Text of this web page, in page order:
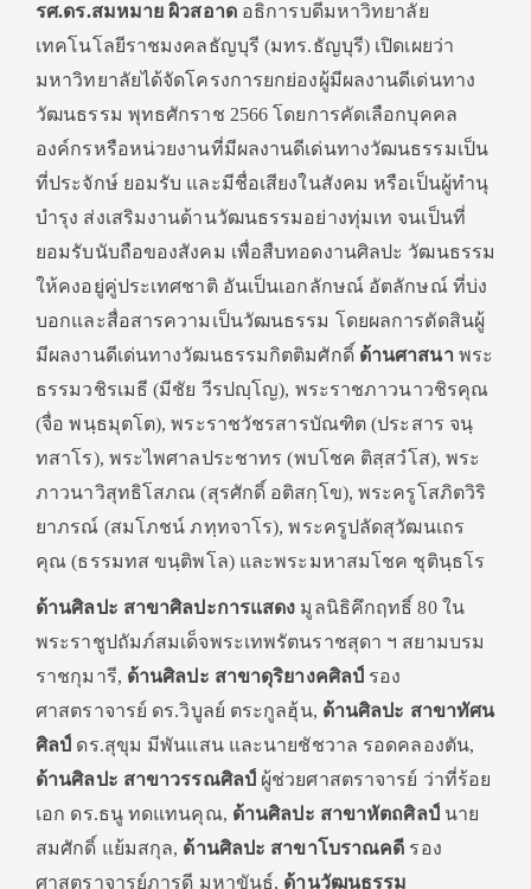
รศ.ดร.สมหมาย ผิวสอาดอธิการบดีมหาวิทยาลัย
เทคโนโลยีราชมงคลธัญบุรี (มทร.ธัญบุรี) เปิดเผยว่า
มหาวิทยาลัยได้จัดโครงการยกย่องผู้มีผลงานดีเด่นทาง
วัฒนธรรม พุทธศักราช 2566 โดยการคัดเลือกบุคคล
องค์กรหรือหน่วยงานที่มีผลงานดีเด่นทางวัฒนธรรมเป็น
ที่ประจักษ์ ยอมรับ และมีชื่อเสียงในสังคม หรือเป็นผู้ทำนุ
บำรุง ส่งเสริมงานด้านวัฒนธรรมอย่างทุ่มเท จนเป็นที่
ยอมรับนับถือของสังคม เพื่อสืบทอดงานศิลปะ วัฒนธรรม
ให้คงอยู่คู่ประเทศชาติ อันเป็นเอกลักษณ์ อัตลักษณ์ ที่บ่ง
บอกและสื่อสารความเป็นวัฒนธรรม โดยผลการตัดสินผู้
มีผลงานดีเด่นทางวัฒนธรรมกิตติมศักดิ์ ด้านศาสนา พระ
ธรรมวชิรเมธี (มีชัย วีรปญฺโญ), พระราชภาวนาวชิรคุณ
(จื่อ พนฺธมุตโต), พระราชวัชรสารบัณฑิต (ประสาร จนฺ
ทสาโร), พระไพศาลประชาทร (พบโชค ติสฺสวํโส), พระ
ภาวนาวิสุทธิโสภณ (สุรศักดิ์ อติสกฺโข), พระครูโสภิตวิริ
ยาภรณ์ (สมโภชน์ ภทฺทจาโร), พระครูปลัดสุวัฒนเถร
คุณ (ธรรมทส ขนฺติพโล) และพระมหาสมโชค ชุตินฺธโร
ด้านศิลปะ สาขาศิลปะการแสดง มูลนิธิคึกฤทธิ์ 80 ใน
พระราชูปถัมภ์สมเด็จพระเทพรัตนราชสุดา ฯ สยามบรม
ราชกุมารี, ด้านศิลปะ สาขาดุริยางคศิลป์ รอง
ศาสตราจารย์ ดร.วิบูลย์ ตระกูลฮุ้น, ด้านศิลปะ สาขาทัศน
ศิลป์ ดร.สุขุม มีพันแสน และนายชัชวาล รอดคลองตัน,
ด้านศิลปะ สาขาวรรณศิลป์ ผู้ช่วยศาสตราจารย์ ว่าที่ร้อย
เอก ดร.ธนู ทดแทนคุณ, ด้านศิลปะ สาขาหัตถศิลป์ นาย
สมศักดิ์ แย้มสกุล, ด้านศิลปะ สาขาโบราณคดี รอง
ศาสตราจารย์ภารดี มหาขันธ์, ด้านวัฒนธรรม